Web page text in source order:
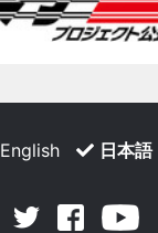
English 日本語
Twitter Facebook